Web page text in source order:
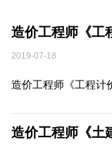
造价工程师《工
2019-07-18
造价工程师《工程计
造价工程师《土